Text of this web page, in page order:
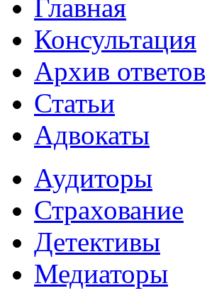
Главная
Консультация
Архив ответов
Статьи
Адвокаты
Аудиторы
Страхование
Детективы
Медиаторы